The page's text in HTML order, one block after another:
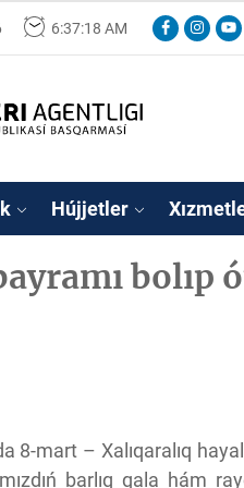
6:37:19 AM Facebook
Respublikası
jaslar
Hújjetler
bolıp
8-mart – Xalıqaralıq
barlıq qala hám